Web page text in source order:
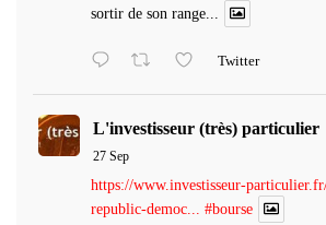
sortir de son range...
Twitter
L'investisseur (très) particulier
27 Sep
https://www.investisseur-
republic-democ... #bourse